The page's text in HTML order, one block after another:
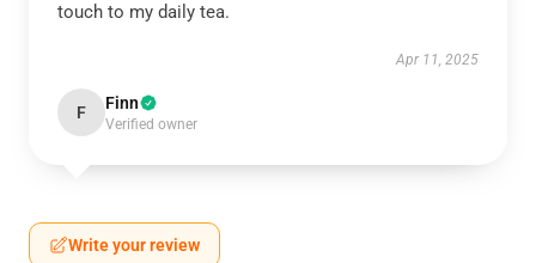
touch to my daily tea.
Apr 11, 2025
F Finn
Verified owner
Write your review